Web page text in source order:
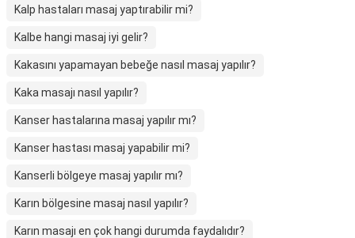
Kalp hastaları masaj yaptırabilir mi?
Kalbe hangi masaj iyi gelir?
Kakasını yapamayan bebeğe nasıl masaj yapılır?
Kaka masajı nasıl yapılır?
Kanser hastalarına masaj yapılır mı?
Kanser hastası masaj yapabilir mi?
Kanserli bölgeye masaj yapılır mı?
Karın bölgesine masaj nasıl yapılır?
Karın masajı en çok hangi durumda faydalıdır?